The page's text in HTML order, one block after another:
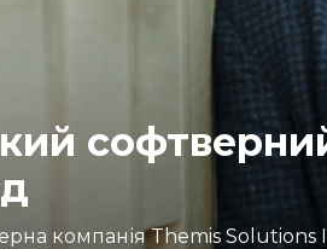
компанія Themis